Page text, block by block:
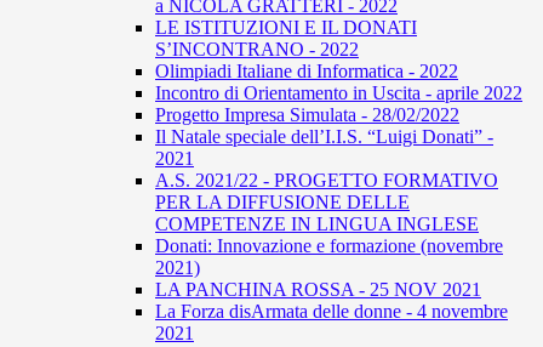
a NICOLA GRATTERI - 2022
LE ISTITUZIONI E IL DONATI
S’INCONTRANO - 2022
Olimpiadi Italiane di Informatica - 2022
Incontro di Orientamento in Uscita - aprile 2022
Progetto Impresa Simulata - 28/02/2022
Il Natale speciale dell’I.I.S. “Luigi Donati” -
2021
A.S. 2021/22 - PROGETTO FORMATIVO
PER LA DIFFUSIONE DELLE
COMPETENZE IN LINGUA INGLESE
Donati: Innovazione e formazione (novembre
2021)
LA PANCHINA ROSSA - 25 NOV 2021
La Forza disArmata delle donne - 4 novembre
2021